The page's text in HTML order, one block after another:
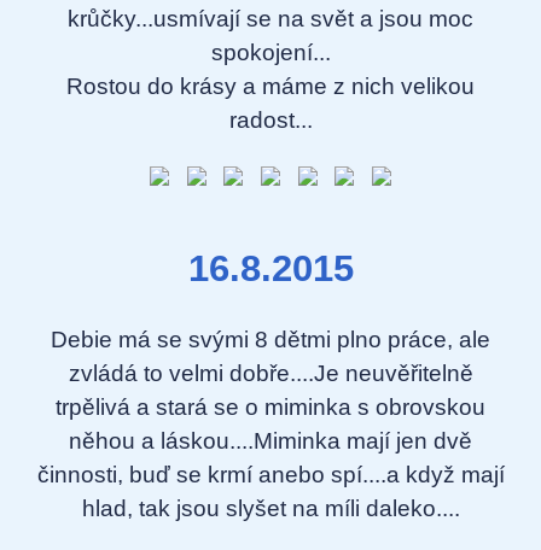
krůčky...usmívají se na svět a jsou moc
spokojení...
Rostou do krásy a máme z nich velikou
radost...
16.8.2015
Debie má se svými 8 dětmi plno práce, ale
zvládá to velmi dobře....Je neuvěřitelně
trpělivá a stará se o miminka s obrovskou
něhou a láskou....Miminka mají jen dvě
činnosti, buď se krmí anebo spí....a když mají
hlad, tak jsou slyšet na míli daleko....